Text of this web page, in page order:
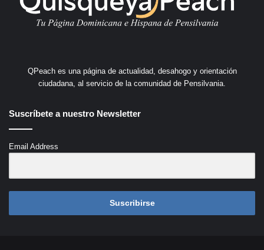
QPeach es una página de actualidad, desahogo y orientación
ciudadana, al servicio de la comunidad de Pensilvania.
Suscríbete a nuestro Newsletter
Email Address
Suscribirse